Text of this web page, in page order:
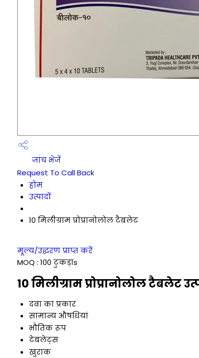
जांच भेजें
Request To Call Back
होम
उत्पादों
10 मिलीग्राम प्रोप्रानोलोल टैबलेट
मूल्य/उद्धरण प्राप्त करें
MOQ : 100 टुकड़ाs
10 मिलीग्राम प्रोप्रानोलोल टैबलेट
दवा का प्रकार
सामान्य औषधियां
भौतिक रूप
टेबलेट्स
खुराक